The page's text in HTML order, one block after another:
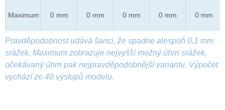
Maximum 0 mm 0 mm 0 mm 0 mm 0 mm
Pravděpodobnost udává šanci, že spadne alespoň 0,1 mm
srážek. Maximum zobrazuje nejvyšší možný úhrn srážek,
očekávaný úhrn pak nejpravděpodobnější variantu. Výpočet
vychází ze 40 výstupů modelu.